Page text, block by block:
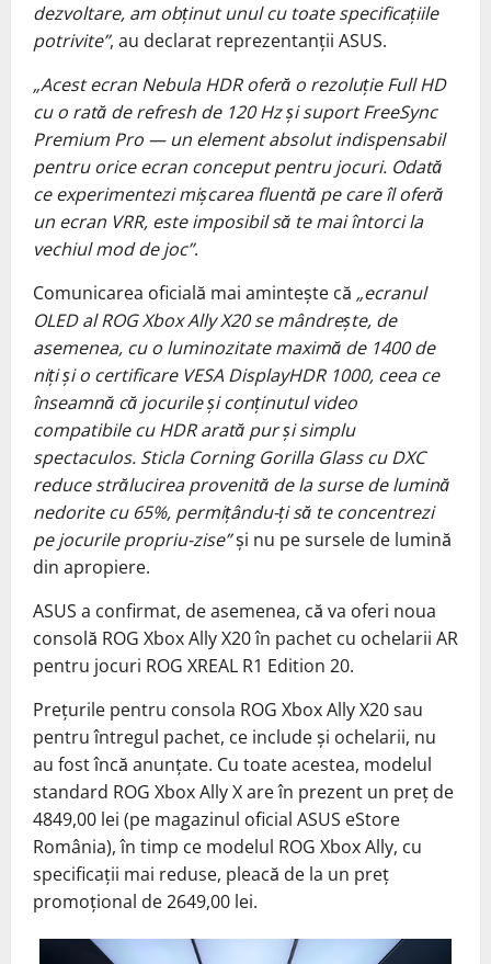
dezvoltare, am obținut unul cu toate specificațiile
potrivite”, au declarat reprezentanții ASUS.
„Acest ecran Nebula HDR oferă o rezoluție Full HD
cu o rată de refresh de 120 Hz și suport FreeSync
Premium Pro — un element absolut indispensabil
pentru orice ecran conceput pentru jocuri. Odată
ce experimentezi mișcarea fluentă pe care îl oferă
un ecran VRR, este imposibil să te mai întorci la
vechiul mod de joc”.
Comunicarea oficială mai amintește că „ecranul
OLED al ROG Xbox Ally X20 se mândrește, de
asemenea, cu o luminozitate maximă de 1400 de
niți și o certificare VESA DisplayHDR 1000, ceea ce
înseamnă că jocurile și conținutul video
compatibile cu HDR arată pur și simplu
spectaculos. Sticla Corning Gorilla Glass cu DXC
reduce strălucirea provenită de la surse de lumină
nedorite cu 65%, permițându-ți să te concentrezi
pe jocurile propriu-zise”și nu pe sursele de lumină
din apropiere.
ASUS a confirmat, de asemenea, că va oferi noua
consolă ROG Xbox Ally X20 în pachet cu ochelarii AR
pentru jocuri ROG XREAL R1 Edition 20.
Prețurile pentru consola ROG Xbox Ally X20 sau
pentru întregul pachet, ce include și ochelarii, nu
au fost încă anunțate. Cu toate acestea, modelul
standard ROG Xbox Ally X are în prezent un preț de
4849,00 lei (pe magazinul oficial ASUS eStore
România), în timp ce modelul ROG Xbox Ally, cu
specificații mai reduse, pleacă de la un preț
promoțional de 2649,00 lei.